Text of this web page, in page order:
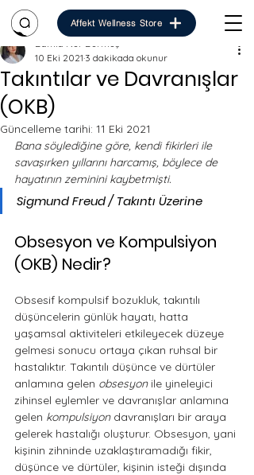
Affekt Wellness Store
Takıntılar ve Davranışlar
(OKB)
Damla Nur Durmuş
10 Eki 2021 3 dakikada okunur
Güncelleme tarihi: 11 Eki 2021
Bana söylediğine göre, kendi fikirleri ile
savaşırken yıllarını harcamış, böylece de
hayatının zeminini kaybetmişti.
Sigmund Freud / Takıntı Üzerine
Obsesyon ve Kompulsiyon
(OKB) Nedir?
Obsesif kompulsif bozukluk, takıntılı
düşüncelerin günlük hayatı, hatta
yaşamsal aktiviteleri etkileyecek düzeye
gelmesi sonucu ortaya çıkan ruhsal bir
hastalıktır. Takıntılı düşünce ve dürtüler
anlamına gelen obsesyon ile yineleyici
zihinsel eylemler ve davranışlar anlamına
gelen kompulsiyon davranışları bir araya
gelerek hastalığı oluşturur. Obsesyon, yani
kişinin zihninde uzaklaştıramadığı fikir,
düşünce ve dürtüler, kişinin isteği dışında